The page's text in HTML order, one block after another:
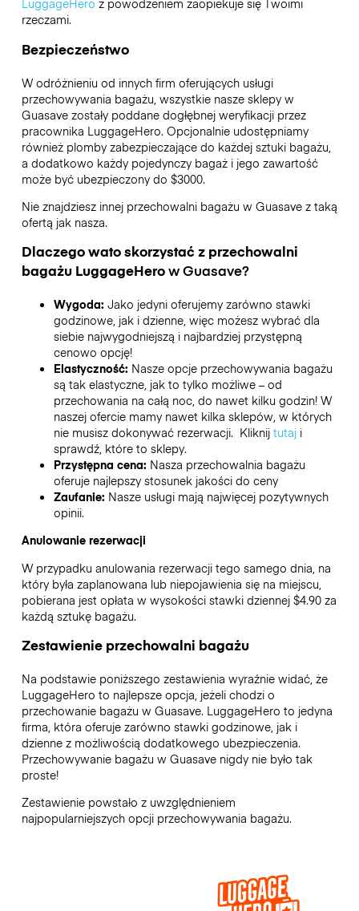
LuggageHero z powodzeniem zaopiekuje się Twoimi
rzeczami.
Bezpieczeństwo
W odróżnieniu od innych firm oferujących usługi
przechowywania bagażu, wszystkie nasze sklepy w
Guasavezostały poddane dogłębnej weryfikacji przez
pracownika LuggageHero. Opcjonalnie udostępniamy
również plomby zabezpieczające do każdej sztuki bagażu,
a dodatkowo każdy pojedynczy bagaż i jego zawartość
może być ubezpieczony do $3000.
Nie znajdziesz innej przechowalni bagażu w Guasavez taką
ofertą jak nasza.
Dlaczego wato skorzystać z przechowalni
bagażu LuggageHerowGuasave?
Wygoda: Jako jedyni oferujemy zarówno stawki
godzinowe, jak i dzienne, więc możesz wybrać dla
siebie najwygodniejszą i najbardziej przystępną
cenowo opcję!
Elastyczność: Nasze opcje przechowywania bagażu
są tak elastyczne, jak to tylko możliwe – od
przechowania na całą noc, do nawet kilku godzin! W
naszej ofercie mamy nawet kilka sklepów, w których
nie musisz dokonywać rezerwacji. Kliknij tutaji
sprawdź, które to sklepy.
Przystępna cena: Nasza przechowalnia bagażu
oferuje najlepszy stosunek jakości do ceny
Zaufanie: Nasze usługi mają najwięcej pozytywnych
opinii.
Anulowanie rezerwacji
W przypadku anulowania rezerwacji tego samego dnia, na
który była zaplanowana lub niepojawienia się na miejscu,
pobierana jest opłata w wysokości stawki dziennej $4.90 za
każdą sztukę bagażu.
Zestawienie przechowalni bagażu
Na podstawie poniższego zestawienia wyraźnie widać, że
LuggageHero to najlepsze opcja, jeżeli chodzi o
przechowanie bagażu w Guasave. LuggageHero to jedyna
firma, która oferuje zarówno stawki godzinowe, jak i
dzienne z możliwością dodatkowego ubezpieczenia.
Przechowywanie bagażu w Guasavenigdy nie było tak
proste!
Zestawienie powstało z uwzględnieniem
najpopularniejszych opcji przechowywania bagażu.